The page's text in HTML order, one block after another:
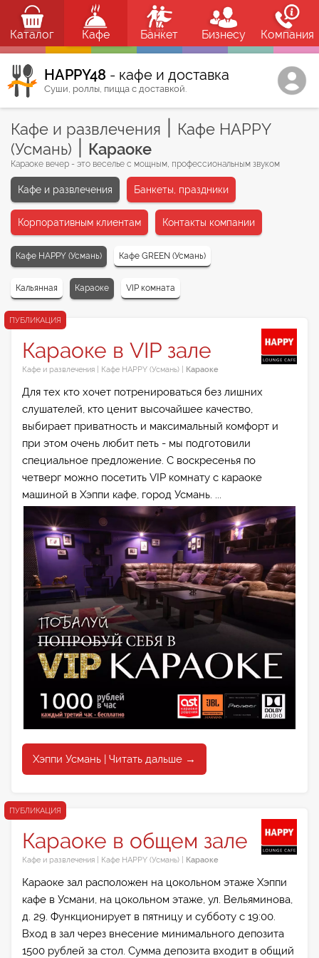
Каталог Кафе Банкет Бизнесу Компания
HAPPY48 - кафе и доставка
Суши, роллы, пицца с доставкой.
Кафе и развлечения
Кафе HAPPY
(Усмань)
Караоке
Караоке вечер - это веселье с мощным, профессиональным звуком
Кафе и развлечения Банкеты, праздники
Корпоративным клиентам Контакты компании
Кафе HAPPY (Усмань) Кафе GREEN (Усмань)
Кальянная Караоке VIP комната
ПУБЛИКАЦИЯ
Караоке в VIP зале
Кафе и развлечения Кафе HAPPY (Усмань) Караоке
Для тех кто хочет потренироваться без лишних
слушателей, кто ценит высочайшее качество,
выбирает приватность и максимальный комфорт и
при этом очень любит петь - мы подготовили
специальное предложение. С воскресенья по
четверг можно посетить VIP комнату с караоке
машиной в Хэппи кафе, город Усмань. ...
Хэппи Усмань | Читать дальше →
ПУБЛИКАЦИЯ
Караоке в общем зале
Кафе и развлечения Кафе HAPPY (Усмань) Караоке
Караоке зал расположен на цокольном этаже Хэппи
кафе в Усмани, на цокольном этаже, ул. Вельяминова,
д. 29. Функционирует в пятницу и субботу с 19:00.
Вход в зал через внесение минимального депозита
1500 рублей за стол. Сумма депозита входит в общий